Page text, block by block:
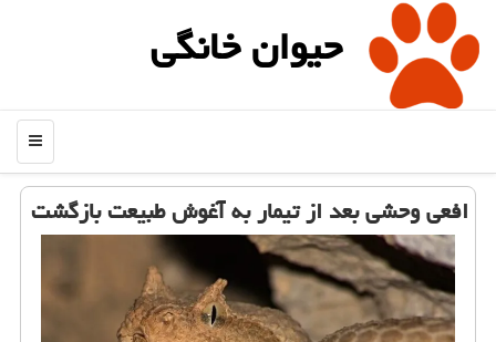
حیوان خانگی
منو
افعی وحشی بعد از تیمار به آغوش طبیعت بازگشت